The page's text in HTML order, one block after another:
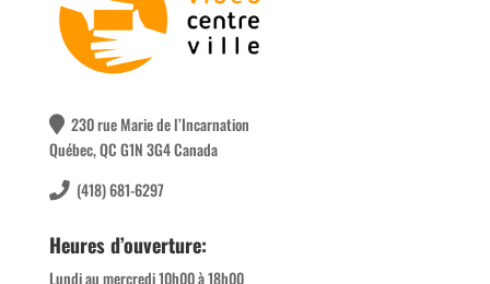
230 rue Marie de l’Incarnation
Québec, QC G1N 3G4 Canada
(418) 681-6297
Heures d’ouverture:
Lundi au mercredi 10h00 à 18h00